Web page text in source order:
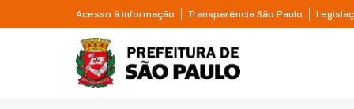
Pular para o Conteúdo principal
Acesso à informação Divisor de acesso à informação
Transparência São Paulo Divisor
Prefeitura de São